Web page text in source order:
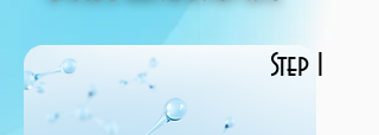
Step 1